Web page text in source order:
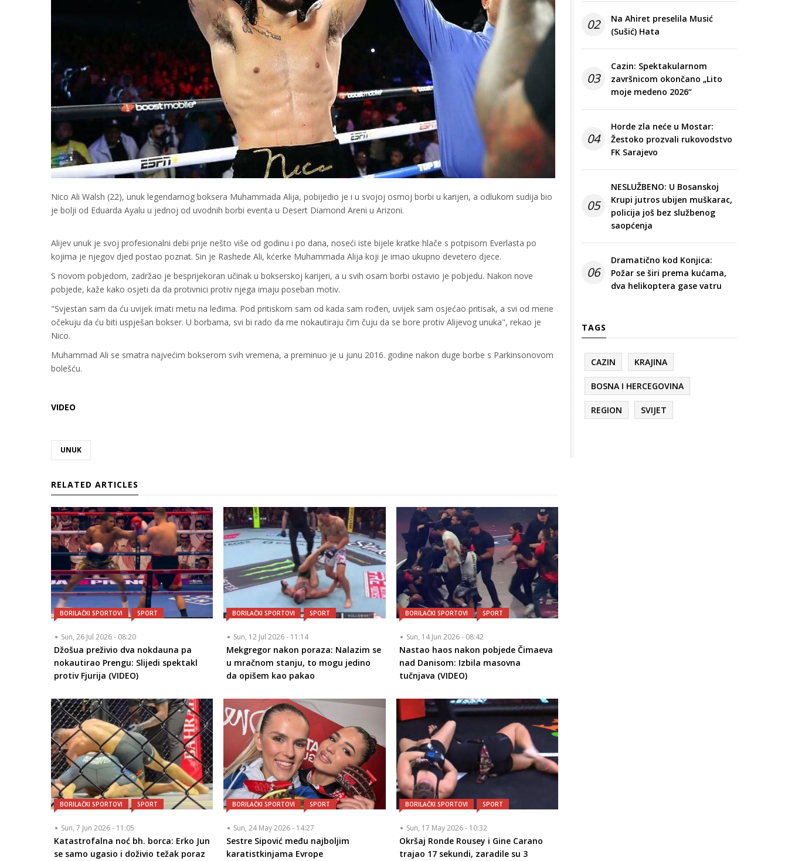
Nico Ali Walsh (22), unuk legendarnog boksera Muhammada Alija, pobijedio je i u svojoj osmoj borbi u karijeri, a odlukom sudija bio
je bolji od Eduarda Ayalu u jednoj od uvodnih borbi eventa u Desert Diamond Areni u Arizoni.
Alijev unuk je svoj profesionalni debi prije nešto više od godinu i po dana, noseći iste bijele kratke hlače s potpisom Everlasta po
kojima je njegov djed postao poznat. Sin je Rashede Ali, kćerke Muhammada Alija koji je imao ukupno devetero djece.
S novom pobjedom, zadržao je besprijekoran učinak u bokserskoj karijeri, a u svih osam borbi ostavio je pobjedu. Nakon nove
pobjede, kaže kako osjeti da da protivnici protiv njega imaju poseban motiv.
"Svjestan sam da ću uvijek imati metu na leđima. Pod pritiskom sam od kada sam rođen, uvijek sam osjećao pritisak, a svi od mene
očekuju da ću biti uspješan bokser. U borbama, svi bi rado da me nokautiraju čim čuju da se bore protiv Alijevog unuka", rekao je
Nico.
Muhammad Ali se smatra najvećim bokserom svih vremena, a preminuo je u junu 2016. godine nakon duge borbe s Parkinsonovom
bolešću.
VIDEO
UNUK
RELATED ARTICLES
BORILAČKI SPORTOVI SPORT
Sun, 26 Jul 2026 - 08:20
Džošua preživio dva nokdauna pa
nokautirao Prengu: Slijedi spektakl
protiv Fjurija (VIDEO)
BORILAČKI SPORTOVI SPORT
Sun, 12 Jul 2026 - 11:14
Mekgregor nakon poraza: Nalazim se
u mračnom stanju, to mogu jedino
da opišem kao pakao
BORILAČKI SPORTOVI SPORT
Sun, 14 Jun 2026 - 08:42
Nastao haos nakon pobjede Čimaeva
nad Danisom: Izbila masovna
tučnjava (VIDEO)
BORILAČKI SPORTOVI SPORT
Sun, 7 Jun 2026 - 11:05
Katastrofalna noć bh. borca: Erko Jun
se samo ugasio i doživio težak poraz
BORILAČKI SPORTOVI SPORT
Sun, 24 May 2026 - 14:27
Sestre Sipović među najboljim
karatistkinjama Evrope
BORILAČKI SPORTOVI SPORT
Sun, 17 May 2026 - 10:32
Okršaj Ronde Rousey i Gine Carano
trajao 17 sekundi, zaradile su 3
02
Na Ahiret preselila Musić
(Sušić) Hata
03
Cazin: Spektakularnom
završnicom okončano „Lito
moje medeno 2026“
04
Horde zla neće u Mostar:
Žestoko prozvali rukovodstvo
FK Sarajevo
05
NESLUŽBENO: U Bosanskoj
Krupi jutros ubijen muškarac,
policija još bez službenog
saopćenja
06
Dramatično kod Konjica:
Požar se širi prema kućama,
dva helikoptera gase vatru
TAGS
CAZIN KRAJINA
BOSNA I HERCEGOVINA
REGION SVIJET